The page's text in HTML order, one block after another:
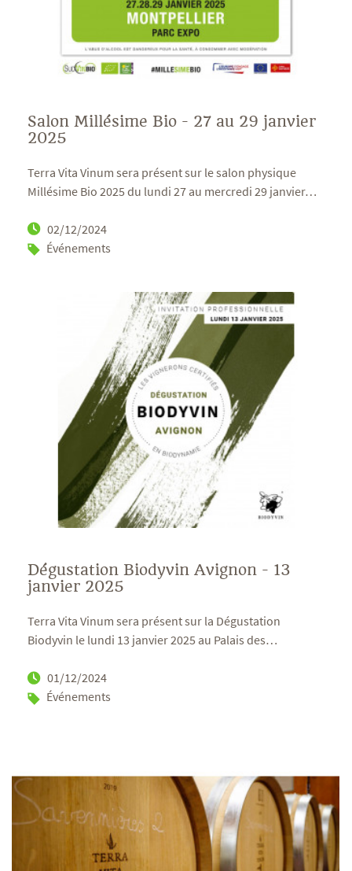
Salon Millésime Bio - 27 au 29 janvier
2025
Terra Vita Vinum sera présent sur le salon physique
Millésime Bio 2025 du lundi 27 au mercredi 29 janvier…
02/12/2024
Événements
Dégustation Biodyvin Avignon - 13
janvier 2025
Terra Vita Vinum sera présent sur la Dégustation
Biodyvin le lundi 13 janvier 2025 au Palais des…
01/12/2024
Événements